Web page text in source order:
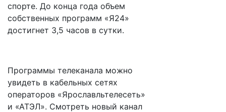
спорте. До конца года объем
собственных программ «Я24»
достигнет 3,5 часов в сутки.
Программы телеканала можно
увидеть в кабельных сетях
операторов «Ярославльтелесеть»
и «АТЭЛ». Смотреть новый канал